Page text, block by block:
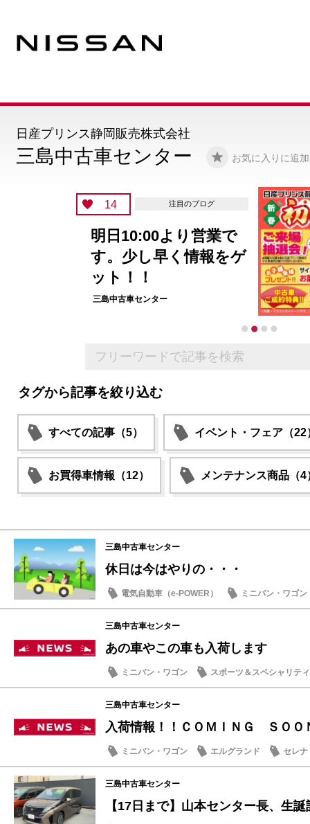
三島中古車センター お気に入りに追加
日産プリンス静岡販売株式会社
11 注目のブログ
口コミ募集中！！
ニオンリーダーに
タグから記事を絞り込む
すべての記事（5） イベント・フェア（22
お買得車情報（12） メンテナンス商品（4
三島中古車センター
休日は今はやりの・・・
電気自動車（e-POWER）
ミニバン・ワゴン
特別仕様車
三島中古車センター
あの車やこの車も入荷します
ミニバン・ワゴン
スポーツ＆スペシャリティ
中古車
三島中古車センター
入荷情報！！ＣＯＭＩＮＧ ＳＯＯ
ミニバン・ワゴン エルグランド セレナ
三島中古車センター
【17日まで】山本センター長、生